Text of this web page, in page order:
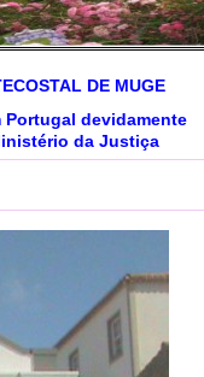
DE MUGE
devidamente
da Justiça